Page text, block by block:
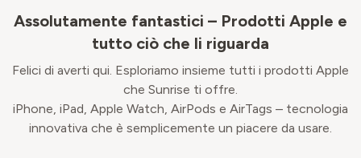
Assolutamente fantastici – Prodotti Apple e
tutto ciò che li riguarda
Felici di averti qui. Esploriamo insieme tutti i prodotti Apple
che Sunrise ti offre.
iPhone, iPad, Apple Watch, AirPods e AirTags – tecnologia
innovativa che è semplicemente un piacere da usare.